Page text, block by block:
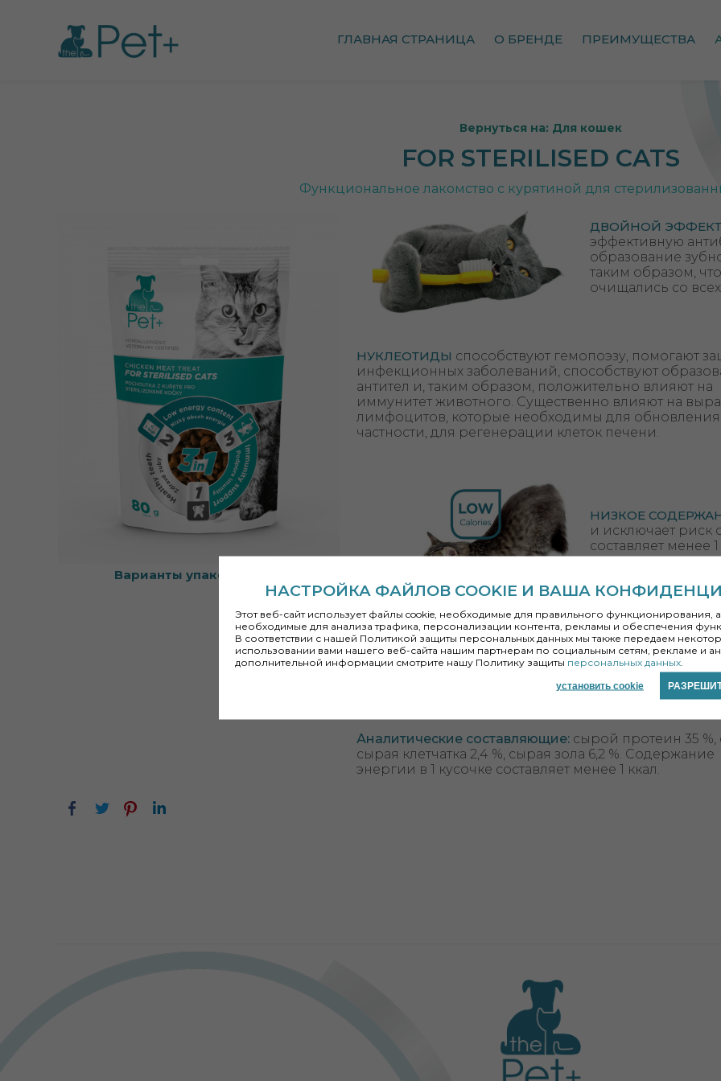
ГЛАВНАЯ СТРАНИЦА О БРЕНДЕ ПРЕИМУЩЕСТВА
Вернуться на: Для кошек
FOR STERILISED CATS
Функциональное лакомство c курятиной для
Варианты упаковки:
ДВОЙНОЙ
эффективную
образование
таким образом,
очищались со
НУКЛЕОТИДЫ способствуют гемопоэзу, помогают
инфекционных заболеваний, способствуют
антител и, таким образом, положительно влияют на
иммунитет животного. Существенно влияют на
лимфоцитов, которые необходимы для обновления
частности, для регенерации клеток печени.
НИЗКОЕ
и исключает риск
составляет менее 1
Состав: мясо (сушеное мясо курицы 29,6 %, свежая
гидролизованные свинина, мясо птицы и
свекольная пульпа, яблочный жмых, пророщенная
дрожжи, инактивированные дрожжи
семя, минералы, масло лосося, корень цикория 0,2
Аналитические составляющие: сырой протеин 35 %,
сырая клетчатка 2,4 %, сырая зола 6,2 %. Содержание
энергии в 1 кусочке составляет менее 1 ккал.
Facebook
Twitter Pinterest
НАСТРОЙКА ФАЙЛОВ COOKIE И ВАША
Этот веб-сайт использует файлы cookie, необходимые для правильного функционирования, а
необходимые для анализа трафика, персонализации контента, рекламы и обеспечения
В соответствии с нашей Политикой защиты персональных данных мы также передаем
использовании вами нашего веб-сайта нашим партнерам по социальным сетям, рекламе и
дополнительной информации смотрите нашу Политику защиты персональных данных